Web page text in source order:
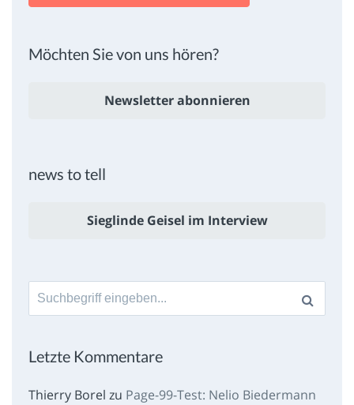
Möchten Sie von uns hören?
Newsletter abonnieren
news to tell
Sieglinde Geisel im Interview
Suche
nach:
Letzte Kommentare
Thierry Borel zu Page-99-Test: Nelio Biedermann